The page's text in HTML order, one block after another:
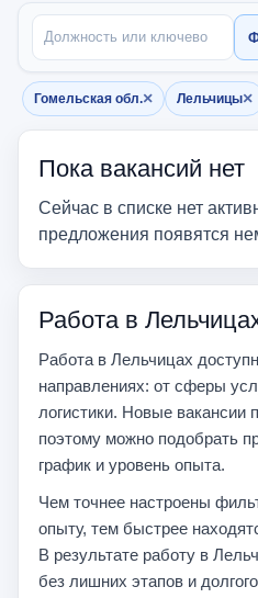
ПОИСК ПО НАЗВАНИЮ
Гомельская обл.×
Убрать фильтр
Лельчицы×
Убрать
Пока вакансий нет
Сейчас в списке нет
предложения появятся
Работа в
Работа в Лельчицах
направлениях: от сферы
логистики. Новые вакансии
поэтому можно подобрать
график и уровень опыта.
Чем точнее настроены
опыту, тем быстрее
В результате работу в
без лишних этапов и